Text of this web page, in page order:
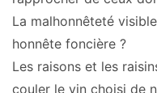
La malhonnêteté
honnête foncière ?
Les raisons et les
couler le vin choisi de